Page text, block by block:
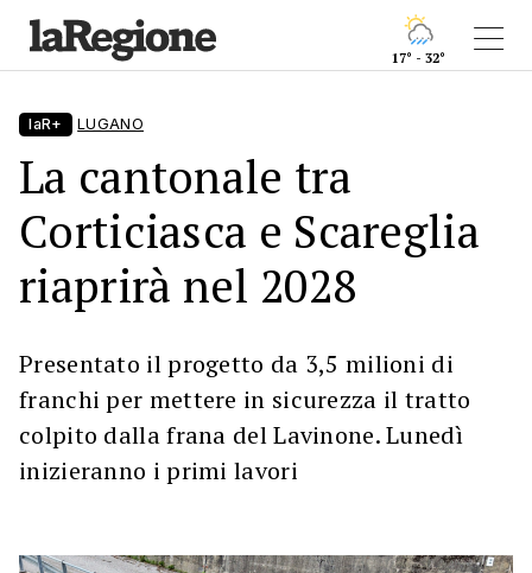
17° - 32°
laR+ LUGANO
La cantonale tra
Corticiasca e Scareglia
riaprirà nel 2028
Presentato il progetto da 3,5 milioni di
franchi per mettere in sicurezza il tratto
colpito dalla frana del Lavinone. Lunedì
inizieranno i primi lavori